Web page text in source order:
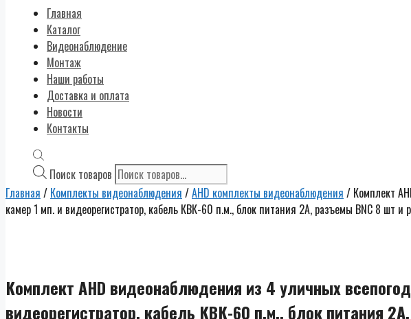
Главная
Каталог
Видеонаблюдение
Монтаж
Наши работы
Доставка и оплата
Новости
Контакты
Поиск товаров
Главная / Комплекты видеонаблюдения /AHD комплекты видеонаблюдения / Комплект
камер 1 мп. и видеорегистратор, кабель КВК-60 п.м., блок питания 2А, разъемы BNC 8 шт
Комплект AHD видеонаблюдения из 4 уличных
видеорегистратор, кабель КВК-60 п.м., блок питания